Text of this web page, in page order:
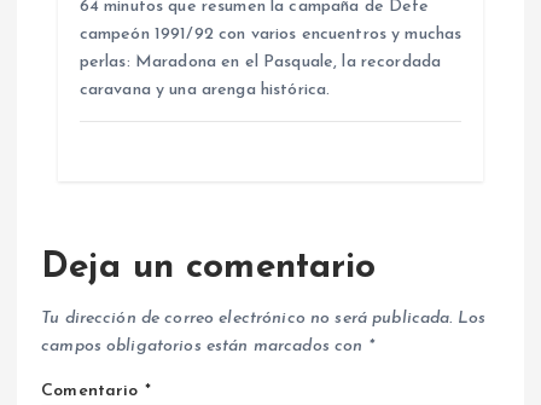
64 minutos que resumen la campaña de Defe
campeón 1991/92 con varios encuentros y muchas
perlas: Maradona en el Pasquale, la recordada
caravana y una arenga histórica.
Deja un comentario
Tu dirección de correo electrónico no será publicada. Los
campos obligatorios están marcados con *
Comentario *